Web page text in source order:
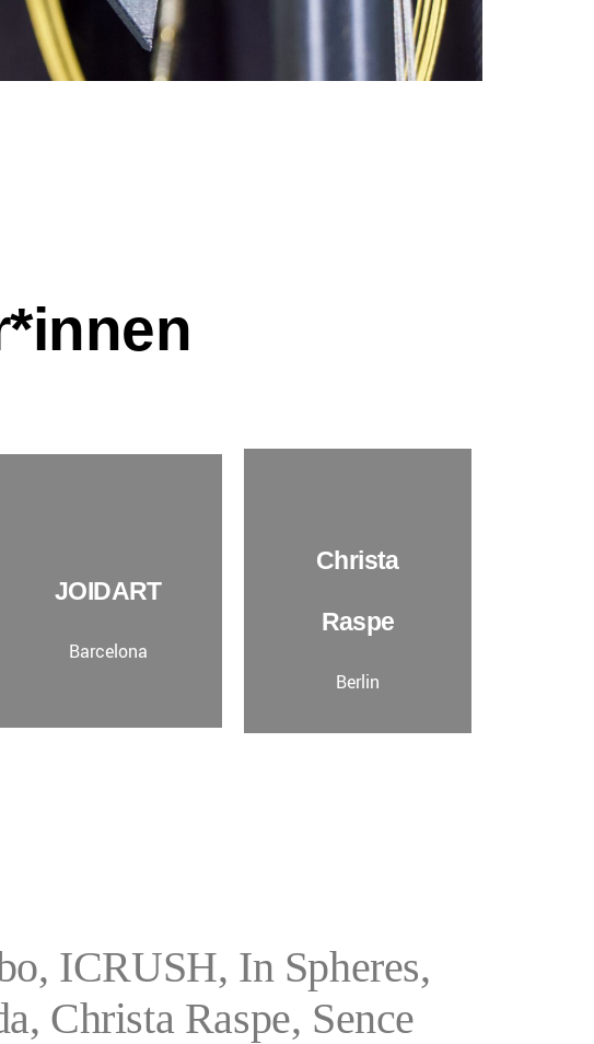
JOIDART
Barcelona
Christa
Raspe
Berlin
ICRUSH, In Spheres,
Christa Raspe, Sence